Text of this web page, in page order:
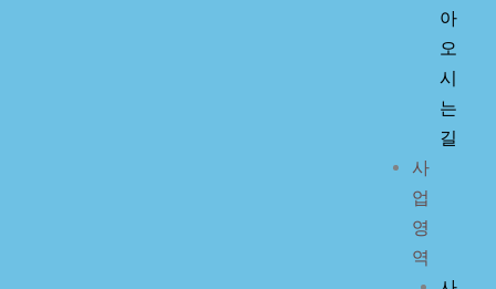
아
오
시
는
길
사
업
영
역